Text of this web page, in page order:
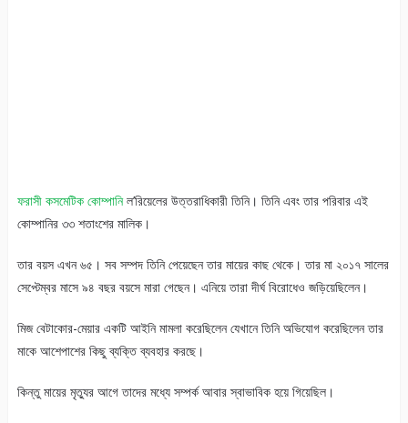
ফরাসী কসমেটিক কোম্পানিল’রিয়েলের উত্তরাধিকারী তিনি। তিনি এবং তার পরিবার এই
কোম্পানির ৩৩ শতাংশের মালিক।
তার বয়স এখন ৬৫। সব সম্পদ তিনি পেয়েছেন তার মায়ের কাছ থেকে। তার মা ২০১৭ সালের
সেপ্টেম্বর মাসে ৯৪ বছর বয়সে মারা গেছেন। এনিয়ে তারা দীর্ঘ বিরোধেও জড়িয়েছিলেন।
মিজ বেটাকোর-মেয়ার একটি আইনি মামলা করেছিলেন যেখানে তিনি অভিযোগ করেছিলেন তার
মাকে আশেপাশের কিছু ব্যক্তি ব্যবহার করছে।
কিন্তু মায়ের মৃত্যুর আগে তাদের মধ্যে সম্পর্ক আবার স্বাভাবিক হয়ে গিয়েছিল।